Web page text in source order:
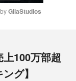
t
e
GliaStudios
上100万部超
グ】